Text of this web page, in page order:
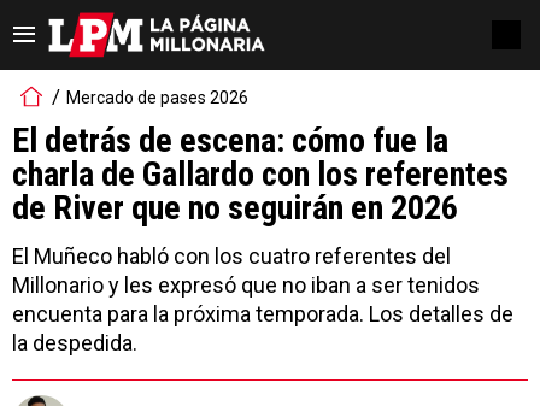
Mercado de pases 2026
El detrás de escena: cómo fue la
charla de Gallardo con los referentes
de River que no seguirán en 2026
El Muñeco habló con los cuatro referentes del
Millonario y les expresó que no iban a ser tenidos
encuenta para la próxima temporada. Los detalles de
la despedida.